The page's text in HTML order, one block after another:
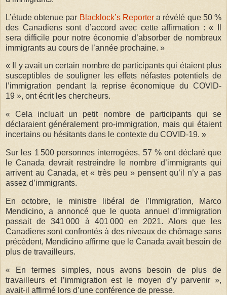
L’étude obtenue par Blacklock’s Reportera révélé que 50 %
des Canadiens sont d’accord avec cette affirmation : « Il
sera difficile pour notre économie d’absorber de nombreux
immigrants au cours de l’année prochaine. »
« Il y avait un certain nombre de participants qui étaient plus
susceptibles de souligner les effets néfastes potentiels de
l’immigration pendant la reprise économique du COVID-
19 », ont écrit les chercheurs.
« Cela incluait un petit nombre de participants qui se
déclaraient généralement pro-immigration, mais qui étaient
incertains ou hésitants dans le contexte du COVID-19. »
Sur les 1 500 personnes interrogées, 57 % ont déclaré que
le Canada devrait restreindre le nombre d’immigrants qui
arrivent au Canada, et « très peu » pensent qu’il n’y a pas
assez d’immigrants.
En octobre, le ministre libéral de l’Immigration, Marco
Mendicino, a annoncé que le quota annuel d’immigration
passait de 341 000 à 401 000 en 2021. Alors que les
Canadiens sont confrontés à des niveaux de chômage sans
précédent, Mendicino affirme que le Canada avait besoin de
plus de travailleurs.
« En termes simples, nous avons besoin de plus de
travailleurs et l’immigration est le moyen d’y parvenir »,
avait-il affirmé lors d’une conférence de presse.